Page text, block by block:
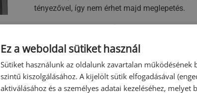
tényezővel, így nem érhet majd meglepetés.
Targoncáknál a futóműproblémát az
További hasznos tanácsért és információért
széles körű szolgáltatással is rendelkezik és
elérhetőségeink egyikén vedd fel velünk a
Ez a weboldal sütiket használ
Sütiket használunk az oldalunk zavartalan működésének
szintű kiszolgálásához. A kijelölt sütik elfogadásával
aktiválásához és a személyes adatai kezeléséhez,